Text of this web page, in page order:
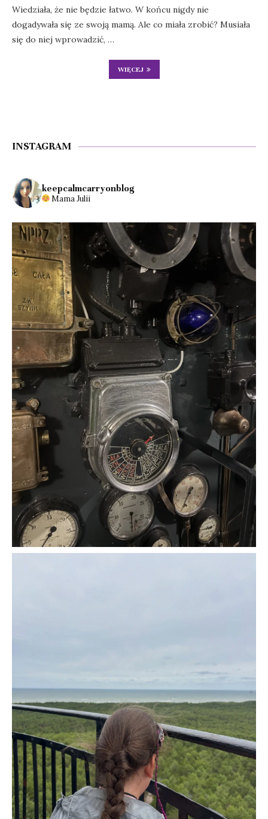
Wiedziała, że nie będzie łatwo. W końcu nigdy nie
dogadywała się ze swoją mamą. Ale co miała zrobić? Musiała
się do niej wprowadzić, …
WIĘCEJ
INSTAGRAM
keepcalmcarryonblog
Mama Julii